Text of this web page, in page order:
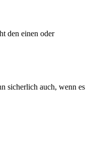
den einen oder
sicherlich auch, wenn es